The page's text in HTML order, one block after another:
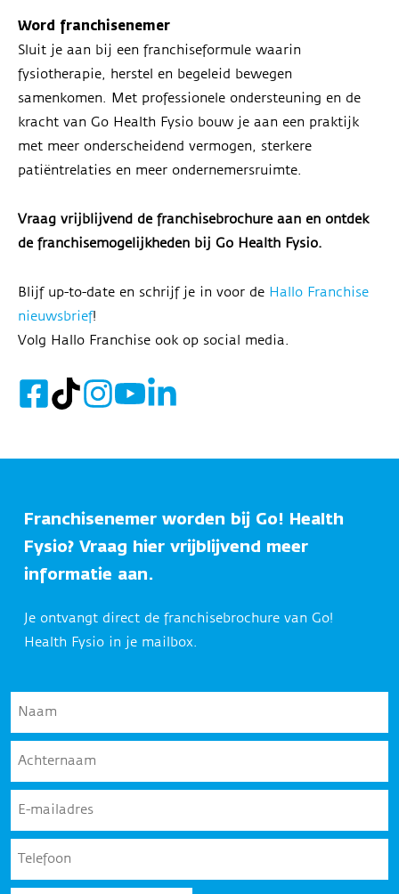
Word franchisenemer
Sluit je aan bij een franchiseformule waarin
fysiotherapie, herstel en begeleid bewegen
samenkomen. Met professionele ondersteuning en de
kracht van Go Health Fysio bouw je aan een praktijk
met meer onderscheidend vermogen, sterkere
patiëntrelaties en meer ondernemersruimte.
Vraag vrijblijvend de franchisebrochure aan en ontdek
de franchisemogelijkheden bij Go Health Fysio.
Blijf up-to-date en schrijf je in voor de Hallo Franchise
nieuwsbrief!
Volg Hallo Franchise ook op social media.
Franchisenemer worden bij Go! Health
Fysio? Vraag hier vrijblijvend meer
informatie aan.
Je ontvangt direct de franchisebrochure van Go!
Health Fysio in je mailbox.
mailadres *